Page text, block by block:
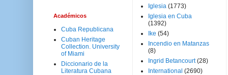
Académicos
Cuba Republicana
Cuban Heritage
Collection. University
of Miami
Diccionario de la
Literatura Cubana
Iglesia (1773)
Iglesia en Cuba
(1392)
Ike (54)
Incendio en Matanzas
(8)
Ingrid Betancourt (28)
International (2690)